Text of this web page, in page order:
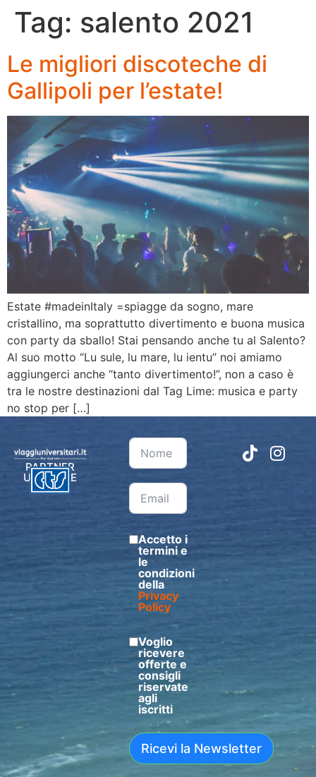
Tag: salento 2021
Le migliori discoteche di
Gallipoli per l’estate!
Estate #madeinItaly =spiagge da sogno, mare
cristallino, ma soprattutto divertimento e buona musica
con party da sballo! Stai pensando anche tu al Salento?
Al suo motto “Lu sule, lu mare, lu ientu” noi amiamo
aggiungerci anche “tanto divertimento!”, non a caso è
tra le nostre destinazioni dal Tag Lime: musica e party
no stop per […]
PARTNER
UFFICIALE
Accetto i
termini e
le
condizioni
della
Privacy
Policy
Voglio
ricevere
offerte e
consigli
riservate
agli
iscritti
Ricevi la Newsletter